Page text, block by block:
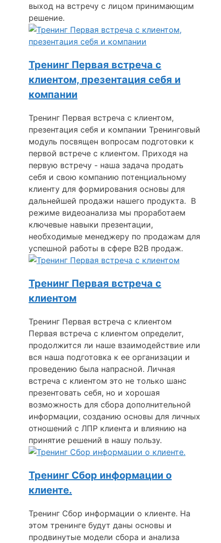
выход на встречу с лицом принимающим
решение.
Тренинг Первая встреча с
клиентом, презентация себя и
компании
Тренинг Первая встреча с клиентом,
презентация себя и компании Тренинговый
модуль посвящен вопросам подготовки к
первой встрече с клиентом. Приходя на
первую встречу - наша задача продать
себя и свою компанию потенциальному
клиенту для формирования основы для
дальнейшей продажи нашего продукта. В
режиме видеоанализа мы проработаем
ключевые навыки презентации,
необходимые менеджеру по продажам для
успешной работы в сфере В2В продаж.
Тренинг Первая встреча с
клиентом
Тренинг Первая встреча с клиентом
Первая встреча с клиентом определит,
продолжится ли наше взаимодействие или
вся наша подготовка к ее организации и
проведению была напрасной. Личная
встреча с клиентом это не только шанс
презентовать себя, но и хорошая
возможность для сбора дополнительной
информации, созданию основы для личных
отношений с ЛПР клиента и влиянию на
принятие решений в нашу пользу.
Тренинг Сбор информации о
клиенте.
Тренинг Сбор информации о клиенте. На
этом тренинге будут даны основы и
продвинутые модели сбора и анализа